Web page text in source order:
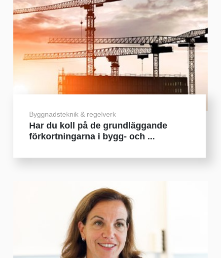
Byggnadsteknik & regelverk
Har du koll på de grundläggande
förkortningarna i bygg- och ...